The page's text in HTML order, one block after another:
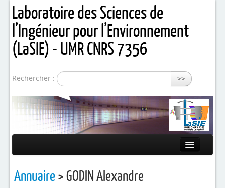
Laboratoire des Sciences de
l’Ingénieur pour l’Environnement
(LaSIE) - UMR CNRS 7356
Rechercher : >>
Equipes de recherche
Annuaire > GODIN Alexandre